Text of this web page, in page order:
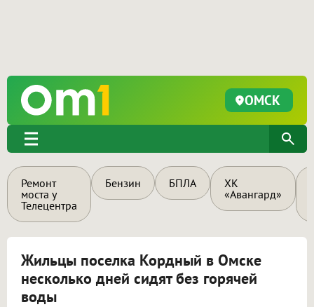
ОМСК
Ремонт
моста у
Телецентра
Бензин БПЛА
ХК
«Авангард»
Жильцы поселка Кордный в Омске
несколько дней сидят без горячей
воды